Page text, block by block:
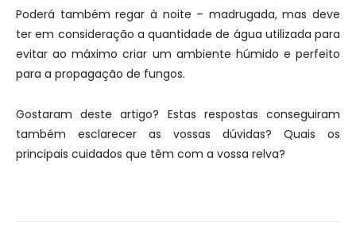
Poderá também regar à noite – madrugada, mas deve
ter em consideração a quantidade de água utilizada para
evitar ao máximo criar um ambiente húmido e perfeito
para a propagação de fungos.
Gostaram deste artigo? Estas respostas conseguiram
também esclarecer as vossas dúvidas? Quais os
principais cuidados que têm com a vossa relva?